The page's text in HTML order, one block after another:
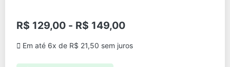
R$ 129,00 - R$ 149,00
Em até 6x de R$ 21,50 sem juros